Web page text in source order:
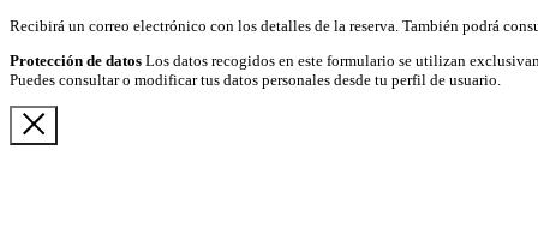
Recibirá un correo electrónico con los detalles de la reserva. También podrá
Protección de datos Los datos recogidos en este formulario se utilizan
Puedes consultar o modificar tus datos personales desde tu perfil de usuario.